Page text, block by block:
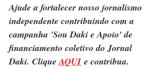
Ajude a fortalecer nosso jornalismo
independente contribuindo com a
campanha 'Sou Daki e Apoio' de
financiamento coletivo do Jornal
Daki. Clique AQUI e contribua.